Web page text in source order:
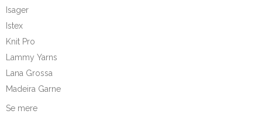
Isager
Istex
Knit Pro
Lammy Yarns
Lana Grossa
Madeira Garne
Se mere